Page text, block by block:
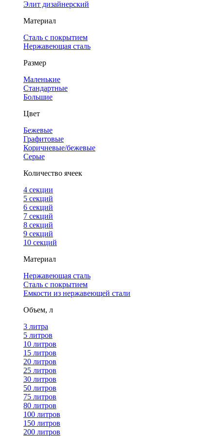
Элит дизайнерский
Материал
Сталь с покрытием
Нержавеющая сталь
Размер
Маленькие
Стандартные
Большие
Цвет
Бежевые
Графитовые
Коричневые/бежевые
Серые
Количество ячеек
4 cекции
5 секций
6 секций
7 секций
8 секций
9 секций
10 секций
Материал
Нержавеющая сталь
Сталь с покрытием
Емкости из нержавеющей стали
Объем, л
3 литра
5 литров
10 литров
15 литров
20 литров
25 литров
30 литров
50 литров
75 литров
80 литров
100 литров
150 литров
200 литров